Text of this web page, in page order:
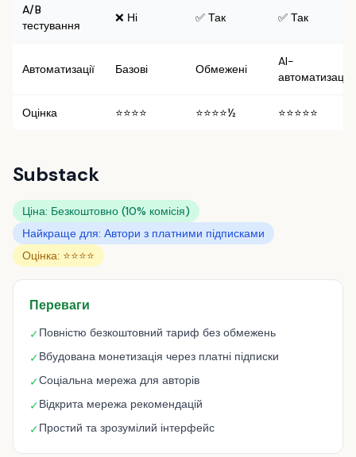
A/B
тестування
❌ Ні ✅ Так ✅ Так
Автоматизації Базові Обмежені
AI-
автоматизації
Оцінка ⭐⭐⭐⭐ ⭐⭐⭐⭐½ ⭐⭐⭐⭐⭐
Substack
Ціна: Безкоштовно (10% комісія)
Найкраще для: Автори з платними підписками
Оцінка: ⭐⭐⭐⭐
Переваги
✓Повністю безкоштовний тариф без обмежень
✓Вбудована монетизація через платні підписки
✓Соціальна мережа для авторів
✓Відкрита мережа рекомендацій
✓Простий та зрозумілий інтерфейс